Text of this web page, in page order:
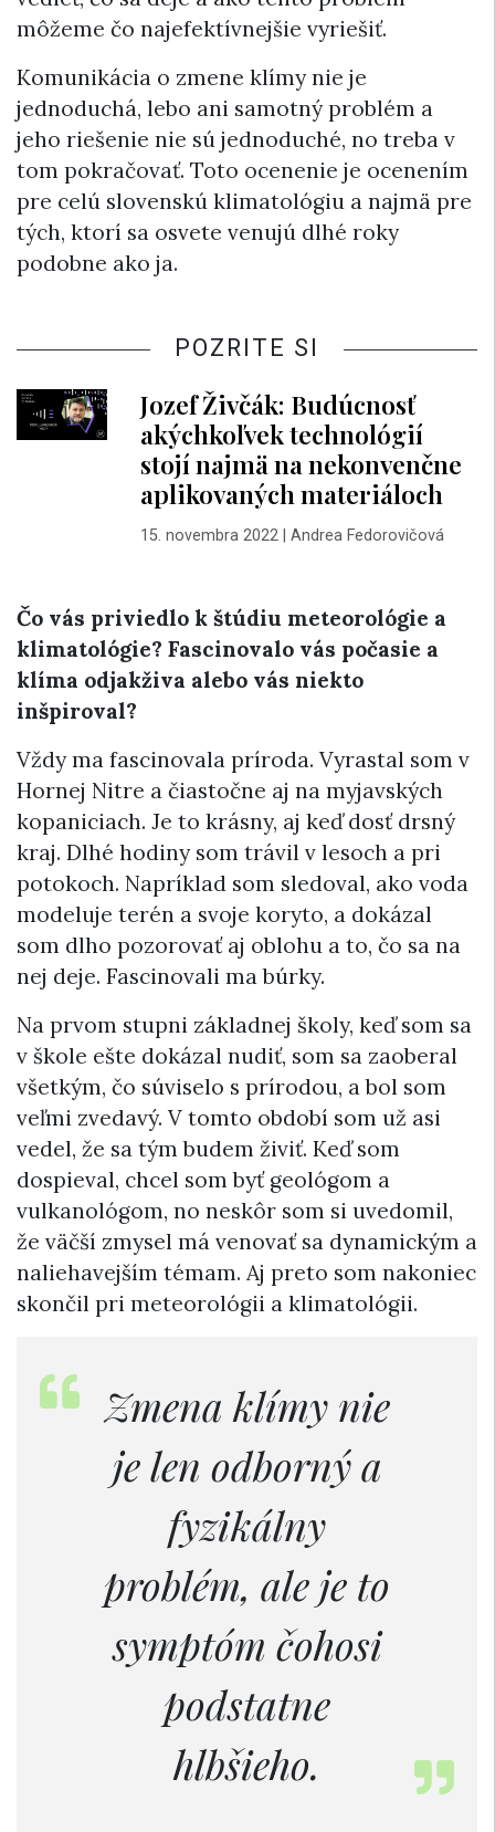
môžeme čo najefektívnejšie vyriešiť.
Komunikácia o zmene klímy nie je
jednoduchá, lebo ani samotný problém a
jeho riešenie nie sú jednoduché, no treba v
tom pokračovať. Toto ocenenie je ocenením
pre celú slovenskú klimatológiu a najmä pre
tých, ktorí sa osvete venujú dlhé roky
podobne ako ja.
POZRITE SI
Jozef Živčák: Budúcnosť
akýchkoľvek technológií
stojí najmä na nekonvenčne
aplikovaných materiáloch
15. novembra 2022| Andrea Fedorovičová
Čo vás priviedlo k štúdiu meteorológie a
klimatológie? Fascinovalo vás počasie a
klíma odjakživa alebo vás niekto
inšpiroval?
Vždy ma fascinovala príroda. Vyrastal som v
Hornej Nitre a čiastočne aj na myjavských
kopaniciach. Je to krásny, aj keď dosť drsný
kraj. Dlhé hodiny som trávil v lesoch a pri
potokoch. Napríklad som sledoval, ako voda
modeluje terén a svoje koryto, a dokázal
som dlho pozorovať aj oblohu a to, čo sa na
nej deje. Fascinovali ma búrky.
Na prvom stupni základnej školy, keď som sa
v škole ešte dokázal nudiť, som sa zaoberal
všetkým, čo súviselo s prírodou, a bol som
veľmi zvedavý. V tomto období som už asi
vedel, že sa tým budem živiť. Keď som
dospieval, chcel som byť geológom a
vulkanológom, no neskôr som si uvedomil,
že väčší zmysel má venovať sa dynamickým a
naliehavejším témam. Aj preto som nakoniec
skončil pri meteorológii a klimatológii.
Zmena klímy nie
je len odborný a
fyzikálny
problém, ale je to
symptóm čohosi
podstatne
hlbšieho.